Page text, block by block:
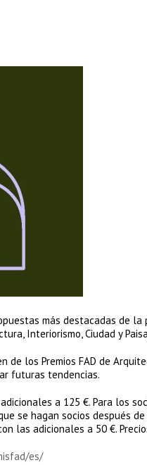
más destacadas de
Interiorismo, Ciudad y
los Premios FAD de
futuras tendencias.
a 125 €. Para los
se hagan socios después
las adicionales a 50 €.
es/